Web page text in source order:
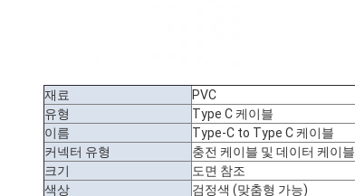
재료
PVC
유형
Type C 케이블
이름
Type-C to Type C 케이블
커넥터 유형
충전 케이블 및 데이터 케이블
크기
도면 참조
색상
검정색 (맞춤형 가능)